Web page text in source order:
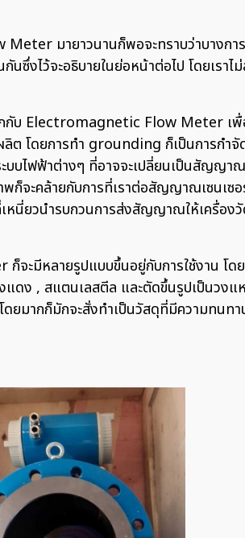
มายาวนานก็พอจะทราบว่าบางการ
ซึ่งไว้จะอธิบายในย่อหน้าต่อไป โดยเร
Electromagnetic Flow Meter เพื่อ
ต โดยการทำ grounding ก็เป็นการก
บบไฟฟ้าต่างๆ ที่อาจจะเปลี่ยนเป็นสัญญ
ก็จะคล้ายกับการที่เราต่อสัญญาณเซน
หนี่ยวนำรบกวนการส่งสัญญาณให้เครื่อ
มีหลายรูปแบบขึ้นอยู่กับการใช้งาน โด
แดง , สแตนเลสตีล และตัดขึ้นรูปเป็นว
ยมากก็มักจะสั่งทำเป็นวัสดุที่มีความทน